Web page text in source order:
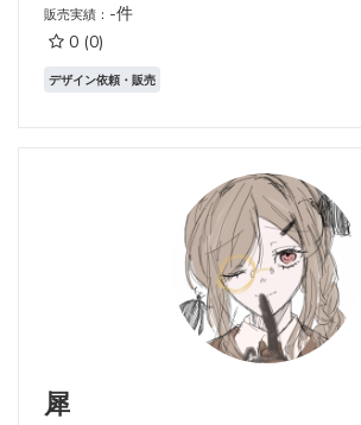
販売実績： -件
0 (0)
デザイン依頼・販売
犀